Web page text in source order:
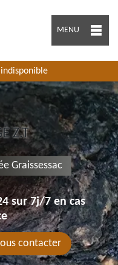
MENU
indisponible
Z.T
Graissessac
sur 7j/7 en cas
contacter